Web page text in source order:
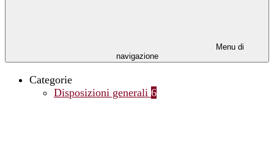
Menu di
navigazione
Categorie
Disposizioni generali 6